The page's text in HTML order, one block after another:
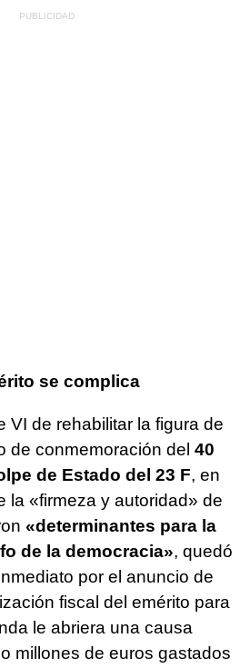
se complica
VI de rehabilitar la figura de
de conmemoración del 40
de Estado del 23 F, en
la «firmeza y autoridad» de
«determinantes para la
de la democracia», quedó
por el anuncio de
fiscal del emérito para
le abriera una causa
millones de euros gastados